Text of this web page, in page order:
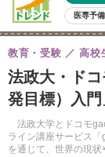
医専予
親子で考える大学選び
共通テスト 夏休み
8月開催イベント・WS
自由研究教材（小学生向
法政大・ド
発目標）入
法政大学とドコモ
ライン講座サービス「
を通じて、世界の現
教育・受験 高校